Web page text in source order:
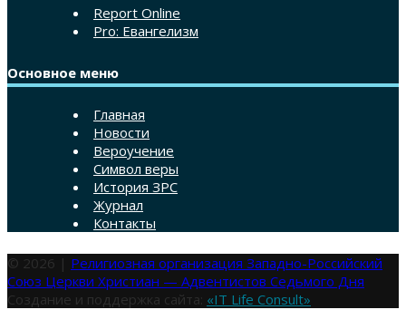
Report Online
Pro: Евангелизм
Основное меню
Главная
Новости
Вероучение
Символ веры
История ЗРС
Журнал
Контакты
© 2026 | Религиозная организация Западно-Российский
Союз Церкви Христиан — Адвентистов Седьмого Дня
Создание и поддержка сайта: «IT Life Consult»